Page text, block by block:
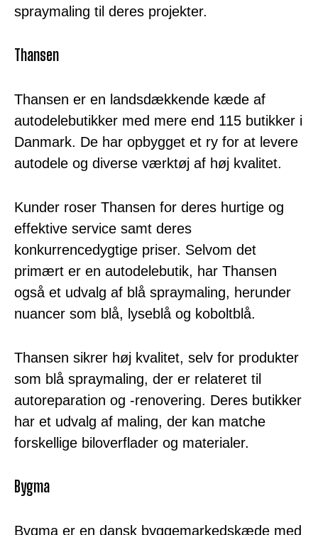
spraymaling til deres projekter.
Thansen
Thansen er en landsdækkende kæde af
autodelebutikker med mere end 115 butikker i
Danmark. De har opbygget et ry for at levere
autodele og diverse værktøj af høj kvalitet.
Kunder roser Thansen for deres hurtige og
effektive service samt deres
konkurrencedygtige priser. Selvom det
primært er en autodelebutik, har Thansen
også et udvalg af blå spraymaling, herunder
nuancer som blå, lyseblå og koboltblå.
Thansen sikrer høj kvalitet, selv for produkter
som blå spraymaling, der er relateret til
autoreparation og -renovering. Deres butikker
har et udvalg af maling, der kan matche
forskellige biloverflader og materialer.
Bygma
Bygma er en dansk byggemarkedskæde med